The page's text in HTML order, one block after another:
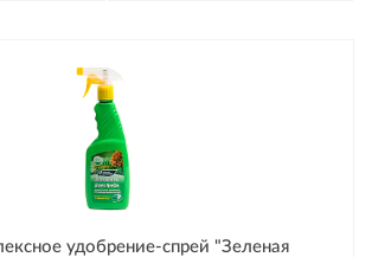
удобрение-спрей "Зеленая